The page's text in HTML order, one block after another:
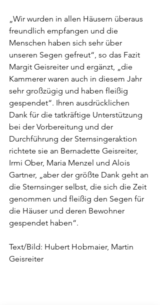
„Wir wurden in allen Häusern überaus
freundlich empfangen und die
Menschen haben sich sehr über
unseren Segen gefreut“, so das Fazit
Margit Geisreiter und ergänzt, „die
Kammerer waren auch in diesem Jahr
sehr großzügig und haben fleißig
gespendet“. Ihren ausdrücklichen
Dank für die tatkräftige Unterstützung
bei der Vorbereitung und der
Durchführung der Sternsingeraktion
richtete sie an Bernadette Geisreiter,
Irmi Ober, Maria Menzel und Alois
Gartner, „aber der größte Dank geht an
die Sternsinger selbst, die sich die Zeit
genommen und fleißig den Segen für
die Häuser und deren Bewohner
gespendet haben“.
Text/Bild: Hubert Hobmaier, Martin
Geisreiter